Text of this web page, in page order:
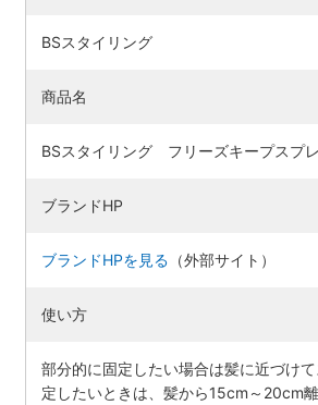
BSスタイリング
商品名
BSスタイリング フリーズキープスプ
ブランドHP
ブランドHPを見る （外部サイト）
使い方
部分的に固定したい場合は髪に近づけ
定したいときは、髪から15cm～20cm